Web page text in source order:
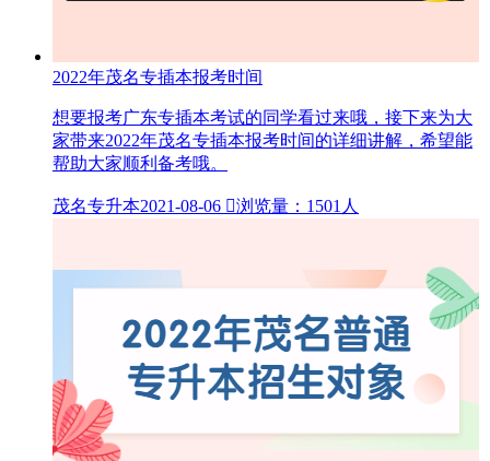
2022年茂名专插本报考时间
想要报考广东专插本考试的同学看过来哦，接下来为大
家带来2022年茂名专插本报考时间的详细讲解，希望能
帮助大家顺利备考哦。
茂名专升本2021-08-06 浏览量：1501人